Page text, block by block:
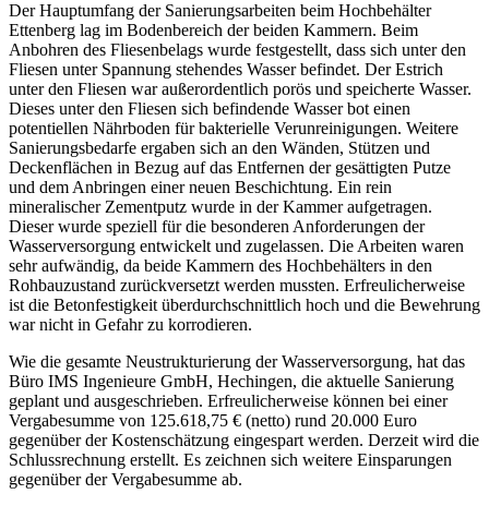
Der Hauptumfang der Sanierungsarbeiten beim Hochbehälter
Ettenberg lag im Bodenbereich der beiden Kammern. Beim
Anbohren des Fliesenbelags wurde festgestellt, dass sich unter den
Fliesen unter Spannung stehendes Wasser befindet. Der Estrich
unter den Fliesen war außerordentlich porös und speicherte Wasser.
Dieses unter den Fliesen sich befindende Wasser bot einen
potentiellen Nährboden für bakterielle Verunreinigungen. Weitere
Sanierungsbedarfe ergaben sich an den Wänden, Stützen und
Deckenflächen in Bezug auf das Entfernen der gesättigten Putze
und dem Anbringen einer neuen Beschichtung. Ein rein
mineralischer Zementputz wurde in der Kammer aufgetragen.
Dieser wurde speziell für die besonderen Anforderungen der
Wasserversorgung entwickelt und zugelassen. Die Arbeiten waren
sehr aufwändig, da beide Kammern des Hochbehälters in den
Rohbauzustand zurückversetzt werden mussten. Erfreulicherweise
ist die Betonfestigkeit überdurchschnittlich hoch und die Bewehrung
war nicht in Gefahr zu korrodieren.
Wie die gesamte Neustrukturierung der Wasserversorgung, hat das
Büro IMS Ingenieure GmbH, Hechingen, die aktuelle Sanierung
geplant und ausgeschrieben. Erfreulicherweise können bei einer
Vergabesumme von 125.618,75 € (netto) rund 20.000 Euro
gegenüber der Kostenschätzung eingespart werden. Derzeit wird die
Schlussrechnung erstellt. Es zeichnen sich weitere Einsparungen
gegenüber der Vergabesumme ab.